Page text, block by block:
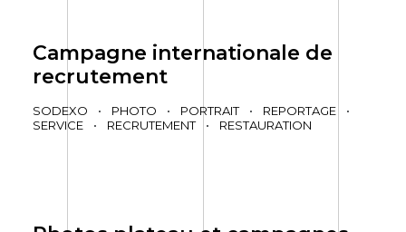
Campagne internationale de
recrutement
SODEXO • PHOTO • PORTRAIT • REPORTAGE
•
SERVICE
• RECRUTEMENT • RESTAURATION